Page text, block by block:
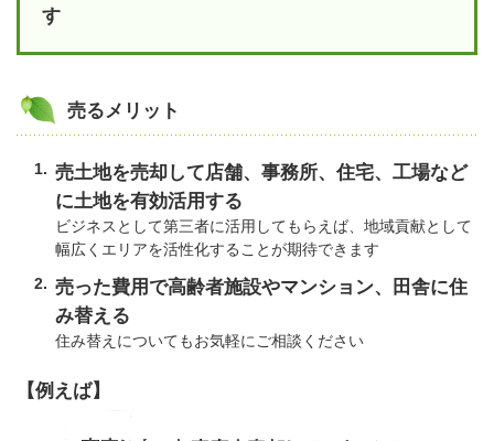
す
売るメリット
売土地を売却して店舗、事務所、住宅、工場など
に土地を有効活用する
ビジネスとして第三者に活用してもらえば、地域貢献として
幅広くエリアを活性化することが期待できます
売った費用で高齢者施設やマンション、田舎に住
み替える
住み替えについてもお気軽にご相談ください
【例えば】